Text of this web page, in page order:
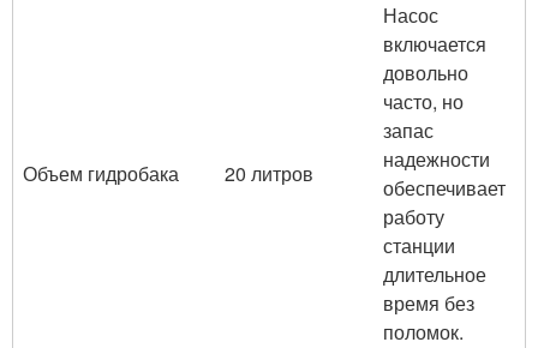
Объем гидробака 20 литров
Насос
включается
довольно
часто, но
запас
надежности
обеспечивает
работу
станции
длительное
время без
поломок.